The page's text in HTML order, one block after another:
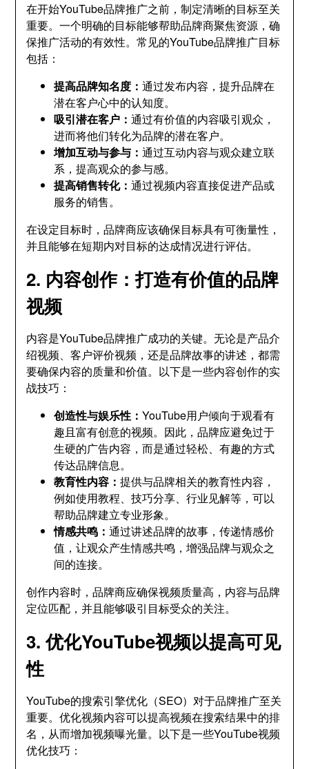
在开始YouTube品牌推广之前，制定清晰的目标至关
重要。一个明确的目标能够帮助品牌商聚焦资源，确
保推广活动的有效性。常见的YouTube品牌推广目标
包括：
提高品牌知名度：通过发布内容，提升品牌在
潜在客户心中的认知度。
吸引潜在客户：通过有价值的内容吸引观众，
进而将他们转化为品牌的潜在客户。
增加互动与参与：通过互动内容与观众建立联
系，提高观众的参与感。
提高销售转化：通过视频内容直接促进产品或
服务的销售。
在设定目标时，品牌商应该确保目标具有可衡量性，
并且能够在短期内对目标的达成情况进行评估。
2. 内容创作：打造有价值的品牌
视频
内容是YouTube品牌推广成功的关键。无论是产品介
绍视频、客户评价视频，还是品牌故事的讲述，都需
要确保内容的质量和价值。以下是一些内容创作的实
战技巧：
创造性与娱乐性：YouTube用户倾向于观看有
趣且富有创意的视频。因此，品牌应避免过于
生硬的广告内容，而是通过轻松、有趣的方式
传达品牌信息。
教育性内容：提供与品牌相关的教育性内容，
例如使用教程、技巧分享、行业见解等，可以
帮助品牌建立专业形象。
情感共鸣：通过讲述品牌的故事，传递情感价
值，让观众产生情感共鸣，增强品牌与观众之
间的连接。
创作内容时，品牌商应确保视频质量高，内容与品牌
定位匹配，并且能够吸引目标受众的关注。
3. 优化YouTube视频以提高可见
性
YouTube的搜索引擎优化（SEO）对于品牌推广至关
重要。优化视频内容可以提高视频在搜索结果中的排
名，从而增加视频曝光量。以下是一些YouTube视频
优化技巧：